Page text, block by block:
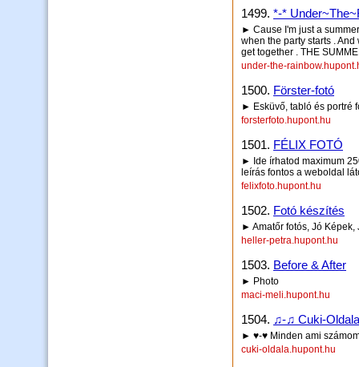
1499. *-*
► Cause I'm just a
when the party starts .
get together . THE
under-the-
1500. Förster-fotó
► Esküvő, tabló és portré
forsterfoto.hupont.hu
1501. FÉLIX FOTÓ
► Ide írhatod maximum
leírás fontos a weboldal
felixfoto.hupont.hu
1502. Fotó készítés
► Amatőr fotós, Jó Képek,
heller-petra.hupont.hu
1503. Before & After
► Photo
maci-meli.hupont.hu
1504. ♫-♫ Cuki-
► ♥-♥ Minden ami
cuki-oldala.hupont.hu